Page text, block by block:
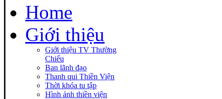
Home
Giới thiệu
Giới thiệu TV Thường
Chiếu
Ban lãnh đạo
Thanh qui Thiền Viện
Thời khóa tu tập
Hình ảnh thiền viện